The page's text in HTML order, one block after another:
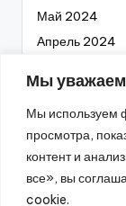
Мы
Мы используем
просмотра,
контент и
все», вы
cookie.
Май 2024
Апрель 2024
Февраль 2024
Январь 2024
Декабрь 2023
Октябрь 2023